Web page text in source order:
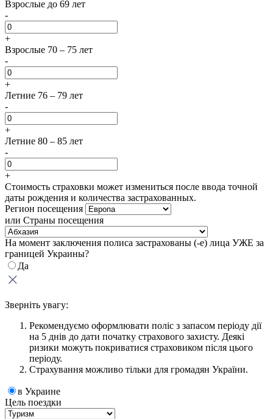
Взрослые до 69 лет
-
+
Взрослые 70 – 75 лет
-
+
Летние 76 – 79 лет
-
+
Летние 80 – 85 лет
-
+
Стоимость страховки может измениться после ввода точной
даты рождения и количества застрахованных.
Регион посещения
или Страны посещения
На момент заключения полиса застрахованы (-е) лица УЖЕ за
границей Украины?
Да
Зверніть увагу:
Рекомендуємо оформлювати поліс з запасом періоду дії
на 5 днів до дати початку страхового захисту. Деякі
ризики можуть покриватися страховиком після цього
періоду.
Страхування можливо тільки для громадян України.
в Украине
Цель поездки